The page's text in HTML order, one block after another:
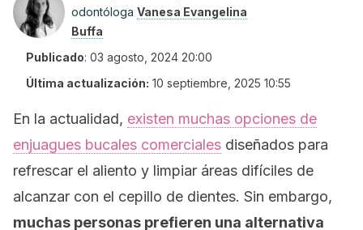
odontóloga Vanesa Evangelina
Buffa
Publicado: 03 agosto, 2024 20:00
Última actualización: 10 septiembre, 2025 10:55
En la actualidad, existen muchas opciones de
enjuagues bucales comerciales diseñados para
refrescar el aliento y limpiar áreas difíciles de
alcanzar con el cepillo de dientes. Sin embargo,
muchas personas prefieren una alternativa